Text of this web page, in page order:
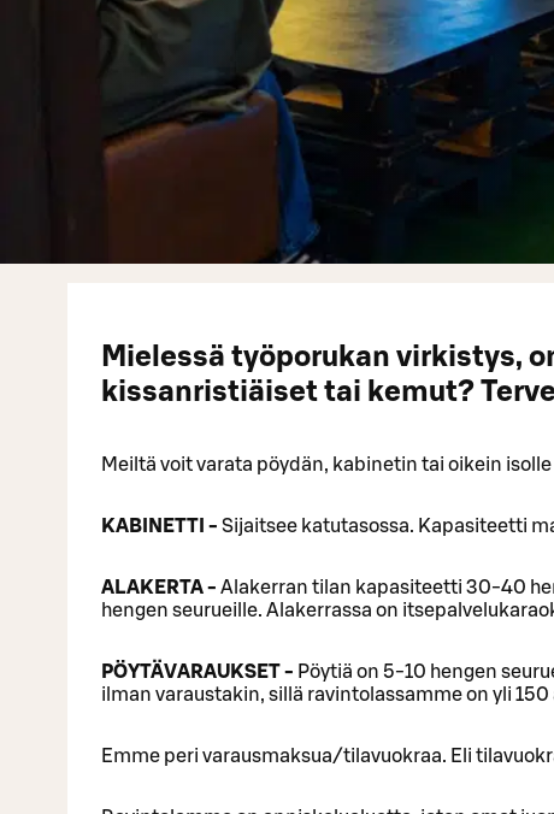
Mielessä työporukan virkistys,
kissanristiäiset tai kemut?
Meiltä voit varata pöydän, kabinetin tai oikein
KABINETTI - Sijaitsee katutasossa. Kapasiteetti
ALAKERTA - Alakerran tilan kapasiteetti 30-40
hengen seurueille. Alakerrassa on
PÖYTÄVARAUKSET - Pöytiä on 5-10 hengen
ilman varaustakin, sillä ravintolassamme on yli
Emme peri varausmaksua/tilavuokraa. Eli